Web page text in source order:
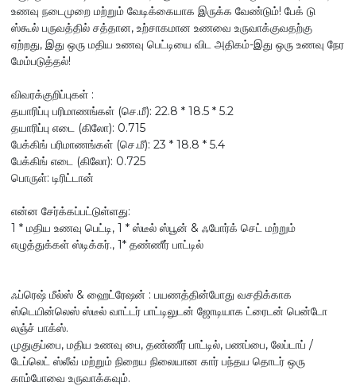
உணவு நடைமுறை மற்றும் வேடிக்கையாக இருக்க வேண்டும்! பேக் டு
ஸ்கூல் பருவத்தில் சத்தான, உற்சாகமான உணவை உருவாக்குவதற்கு
ஏற்றது, இது ஒரு மதிய உணவு பெட்டியை விட அதிகம்-இது ஒரு உணவு நேர
மேம்படுத்தல்!
விவரக்குறிப்புகள் :
தயாரிப்பு பரிமாணங்கள் (செ.மீ): 22.8 * 18.5 * 5.2
தயாரிப்பு எடை (கிலோ): 0.715
பேக்கிங் பரிமாணங்கள் (செ.மீ): 23 * 18.8 * 5.4
பேக்கிங் எடை (கிலோ): 0.725
பொருள்: டிரிட்டான்
என்ன சேர்க்கப்பட்டுள்ளது:
1 * மதிய உணவு பெட்டி, 1 * ஸ்டீல் ஸ்பூன் & ஃபோர்க் செட் மற்றும்
எழுத்துக்கள் ஸ்டிக்கர்., 1* தண்ணீர் பாட்டில்
ஃப்ரெஷ் மீல்ஸ் & ஹைட்ரேஷன் : பயணத்தின்போது வசதிக்காக
ஸ்டெயின்லெஸ் ஸ்டீல் வாட்டர் பாட்டிலுடன் ஜோடியாக ட்ரைடன் பென்டோ
லஞ்ச் பாக்ஸ்.
முதுகுப்பை, மதிய உணவு பை, தண்ணீர் பாட்டில், பணப்பை, லேப்டாப் /
டேப்லெட் ஸ்லீவ் மற்றும் நிறைய நிலையான கார் பந்தய தொடர் ஒரு
காம்போவை உருவாக்கவும்.